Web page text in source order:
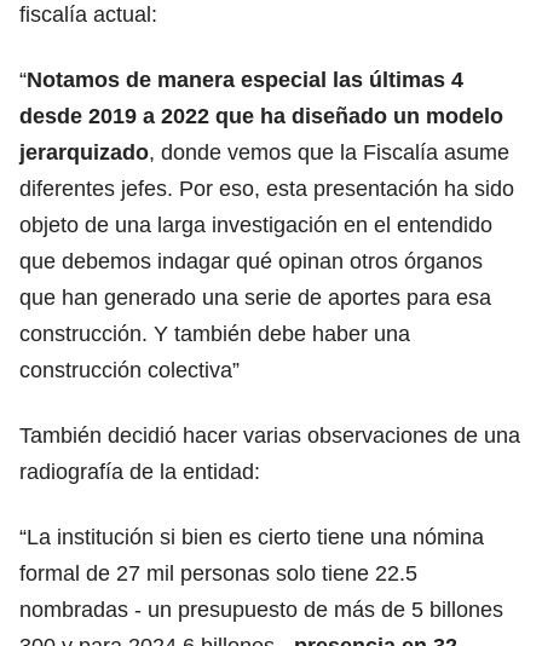
fiscalía actual:
“Notamos de manera especial las últimas 4
desde 2019 a 2022 que ha diseñado un modelo
jerarquizado, donde vemos que la Fiscalía asume
diferentes jefes. Por eso, esta presentación ha sido
objeto de una larga investigación en el entendido
que debemos indagar qué opinan otros órganos
que han generado una serie de aportes para esa
construcción. Y también debe haber una
construcción colectiva”
También decidió hacer varias observaciones de una
radiografía de la entidad:
“La institución si bien es cierto tiene una nómina
formal de 27 mil personas solo tiene 22.5
nombradas - un presupuesto de más de 5 billones